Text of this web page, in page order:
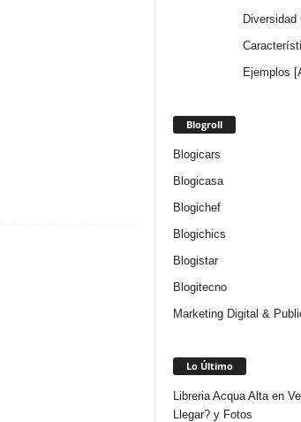
Diversidad
Ejemplos
Blogroll
Blogicars
Blogicasa
Blogichef
Blogichics
Blogistar
Blogitecno
Marketing Digital &
Lo Último
Libreria Acqua Alta en
Llegar? y Fotos